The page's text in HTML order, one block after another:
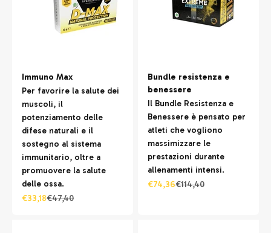
Immuno Max
Per favorire la salute dei
muscoli, il
potenziamento delle
difese naturali e il
sostegno al sistema
immunitario, oltre a
promuovere la salute
delle ossa.
Prezzo scontato
€33,18Prezzo
€47,40
Bundle resistenza e
benessere
Il Bundle Resistenza e
Benessere è pensato per
atleti che vogliono
massimizzare le
prestazioni durante
allenamenti intensi.
Prezzo scontato
€74,36Prezzo
€114,40